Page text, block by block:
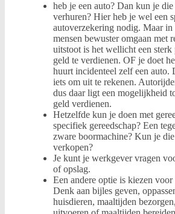
heb je een auto? Dan kun je die
verhuren? Hier heb je wel een
autoverzekering nodig. Maar
mensen bewuster omgaan met
uitstoot is het wellicht een sterk
geld te verdienen. OF je doet
huurt incidenteel zelf een auto.
iets om uit te rekenen.
dus daar ligt een mogelijkheid
geld verdienen.
Hetzelfde kun je doen met
specifiek gereedschap? Een
zware boormachine? Kun je
verkopen?
Je kunt je werkgever vragen
of opslag.
Een andere optie is kiezen voor
Denk aan bijles geven,
huisdieren, maaltijden